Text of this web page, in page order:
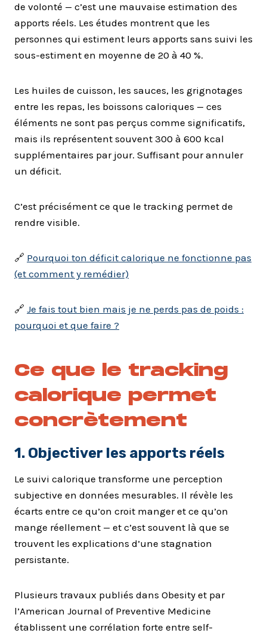
de volonté — c’est une mauvaise estimation des
apports réels. Les études montrent que les
personnes qui estiment leurs apports sans suivi les
sous-estiment en moyenne de 20 à 40 %.
Les huiles de cuisson, les sauces, les grignotages
entre les repas, les boissons caloriques — ces
éléments ne sont pas perçus comme significatifs,
mais ils représentent souvent 300 à 600 kcal
supplémentaires par jour. Suffisant pour annuler
un déficit.
C’est précisément ce que le tracking permet de
rendre visible.
🔗 Pourquoi ton déficit calorique ne fonctionne pas
(et comment y remédier)
🔗 Je fais tout bien mais je ne perds pas de poids :
pourquoi et que faire ?
Ce que le tracking
calorique permet
concrètement
1. Objectiver les apports réels
Le suivi calorique transforme une perception
subjective en données mesurables. Il révèle les
écarts entre ce qu’on croit manger et ce qu’on
mange réellement — et c’est souvent là que se
trouvent les explications d’une stagnation
persistante.
Plusieurs travaux publiés dans Obesity et par
l’American Journal of Preventive Medicine
établissent une corrélation forte entre self-